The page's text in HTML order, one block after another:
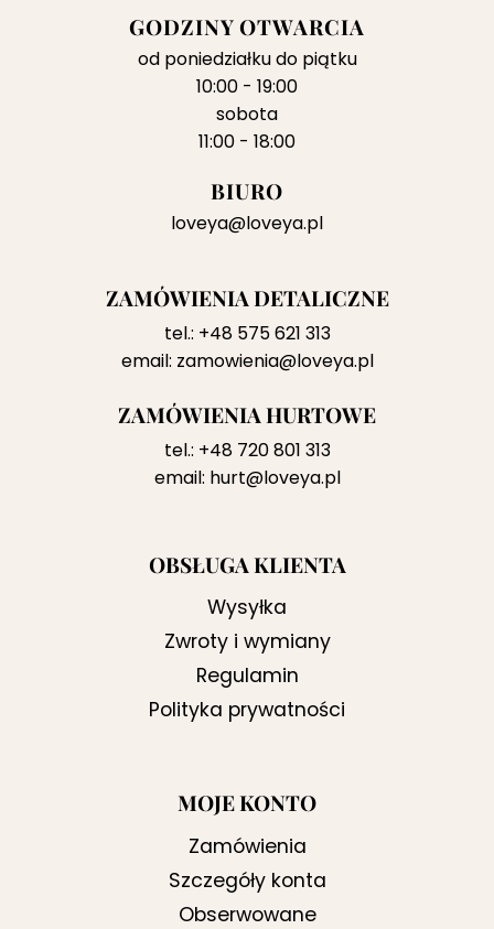
GODZINY OTWARCIA
od poniedziałku do piątku
10:00 - 19:00
sobota
11:00 - 18:00
BIURO
loveya@loveya.pl
ZAMÓWIENIA DETALICZNE
tel.: +48 575 621 313
email: zamowienia@loveya.pl
ZAMÓWIENIA HURTOWE
tel.: +48 720 801 313
email: hurt@loveya.pl
OBSŁUGA KLIENTA
Wysyłka
Zwroty i wymiany
Regulamin
Polityka prywatności
MOJE KONTO
Zamówienia
Szczegóły konta
Obserwowane